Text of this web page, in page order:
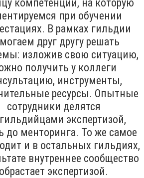
компетенций, на которую
при обучении
В рамках гильдии
друг другу решать
изложив свою ситуацию,
получить у коллеги
инструменты,
ресурсы. Опытные
сотрудники делятся
экспертизой,
до менторинга. То же самое
и в остальных гильдиях,
внутреннее сообщество
обрастает экспертизой.